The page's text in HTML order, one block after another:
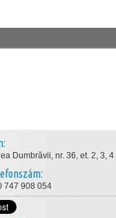
Dumbrăvii, nr. 36, et. 2, 3, 4
747 908 054